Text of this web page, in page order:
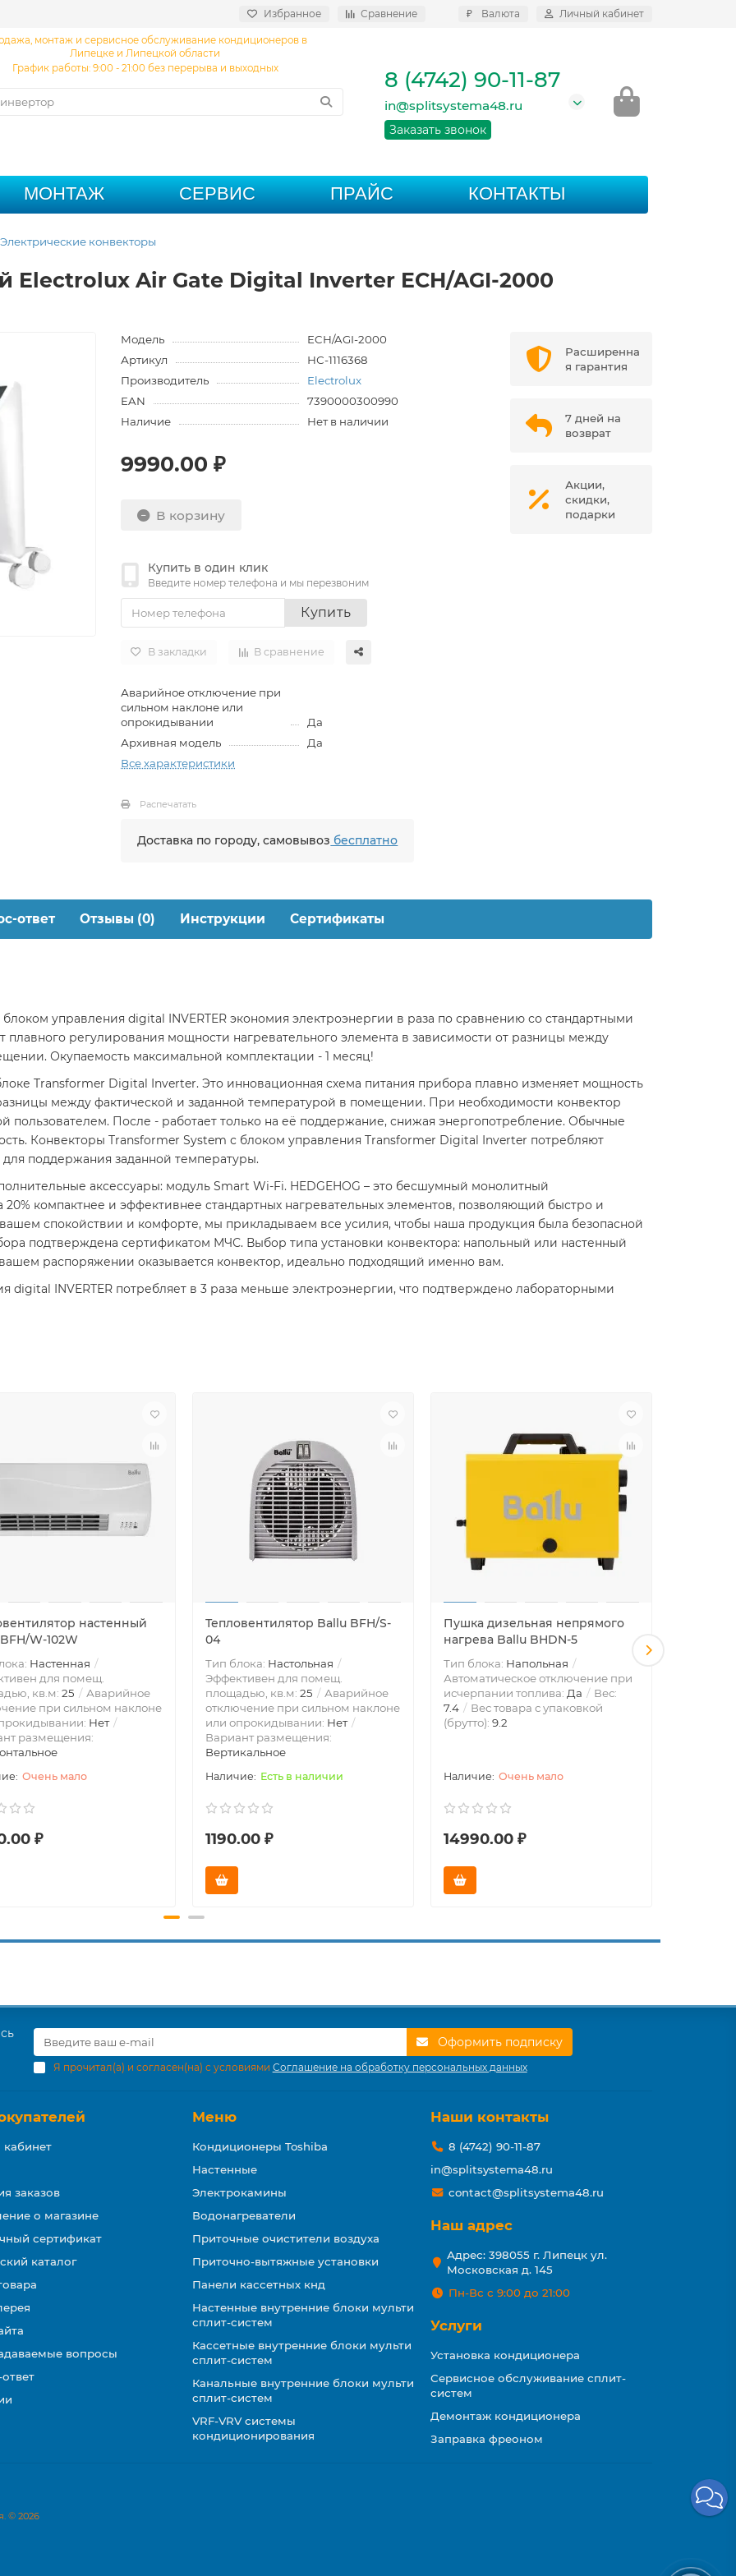
Избранное Сравнение ₽ Валюта Личный кабинет
монтаж и сервисное обслуживание кондиционеров в
Липецке и Липецкой области
График работы: 9:00 - 21:00 без перерыва и выходных
8 (4742) 90-11-87
in@splitsystema48.ru
Заказать звонок
МОНТАЖ СЕРВИС ПРАЙС КОНТАКТЫ
Электрические конвекторы
Electrolux Air Gate Digital Inverter ECH/AGI-2000
Модель
ECH/AGI-2000
Артикул
НС-1116368
Производитель
Electrolux
EAN
7390000300990
Наличие
Нет в наличии
9990.00 ₽
В корзину
Купить в один клик
Введите номер телефона и мы перезвоним
Купить
В закладки В сравнение
Аварийное отключение при
сильном наклоне или
опрокидывании
Да
Архивная модель
Да
Все характеристики
Распечатать
Доставка по городу, самовывоз бесплатно
Расширенна
я гарантия
7 дней на
возврат
Акции,
скидки,
подарки
ответ Отзывы (0) Инструкции Сертификаты
управления digital INVERTER экономия электроэнергии в раза по сравнению со стандартными
плавного регулирования мощности нагревательного элемента в зависимости от разницы между
Окупаемость максимальной комплектации - 1 месяц!
Transformer Digital Inverter. Это инновационная схема питания прибора плавно изменяет мощность
между фактической и заданной температурой в помещении. При необходимости конвектор
пользователем. После - работает только на её поддержание, снижая энергопотребление. Обычные
Конвекторы Transformer System с блоком управления Transformer Digital Inverter потребляют
поддержания заданной температуры.
аксессуары: модуль Smart Wi-Fi. HEDGEHOG – это бесшумный монолитный
компактнее и эффективнее стандартных нагревательных элементов, позволяющий быстро и
спокойствии и комфорте, мы прикладываем все усилия, чтобы наша продукция была безопасной
подтверждена сертификатом МЧС. Выбор типа установки конвектора: напольный или настенный
распоряжении оказывается конвектор, идеально подходящий именно вам.
INVERTER потребляет в 3 раза меньше электроэнергии, что подтверждено лабораторными
настенный
W-102W
Настенная
для помещ.
кв.м: 25
Аварийное
при сильном наклоне
Нет
размещения:
Очень мало
₽
Тепловентилятор Ballu BFH/S-
04
Тип блока: Настольная
Эффективен для помещ.
площадью, кв.м: 25
Аварийное
отключение при сильном наклоне
или опрокидывании: Нет
Вариант размещения:
Вертикальное
Есть в наличии
1190.00 ₽
Пушка дизельная непрямого
нагрева Ballu BHDN-5
Тип блока: Напольная
Автоматическое отключение при
исчерпании топлива: Да
Вес:
7.4
Вес товара с упаковкой
(брутто): 9.2
Очень мало
14990.00 ₽
Оформить подписку
Я прочитал(а) и согласен(на) с условиями Соглашение на обработку персональных данных
заказов
о магазине
сертификат
каталог
вопросы
Меню
Кондиционеры Toshiba
Настенные
Электрокамины
Водонагреватели
Приточные очистители воздуха
Приточно-вытяжные установки
Панели кассетных кнд
Настенные внутренние блоки мульти
сплит-систем
Кассетные внутренние блоки мульти
сплит-систем
Канальные внутренние блоки мульти
сплит-систем
VRF-VRV системы
кондиционирования
Наши контакты
8 (4742) 90-11-87
in@splitsystema48.ru
contact@splitsystema48.ru
Наш адрес
Адрес: 398055 г. Липецк ул.
Московская д. 145
Пн-Вс с 9:00 до 21:00
Услуги
Установка кондиционера
Сервисное обслуживание сплит-
систем
Демонтаж кондиционера
Заправка фреоном
© 2026